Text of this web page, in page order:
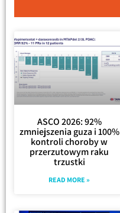
ASCO 2026: 92%
zmniejszenia guza i 100%
kontroli choroby w
przerzutowym raku
trzustki
READ MORE »